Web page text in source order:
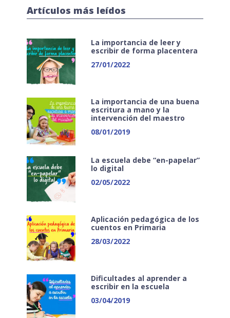
Artículos más leídos
La importancia de leer y
escribir de forma placentera
27/01/2022
La importancia de una buena
escritura a mano y la
intervención del maestro
08/01/2019
La escuela debe “en-papelar”
lo digital
02/05/2022
Aplicación pedagógica de los
cuentos en Primaria
28/03/2022
Dificultades al aprender a
escribir en la escuela
03/04/2019